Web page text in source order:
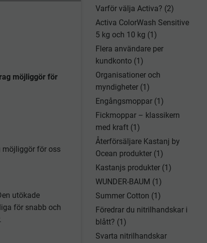
möjliggör för
möjliggör för oss
utökade
för snabb och
Varför välja Activa? (2)
Activa ColorWash Sensitive
5 kg och 10 kg (1)
Flera användare per
kundkonto (1)
Organisationer och
myndigheter (1)
Engångsmoppar (1)
Fickmoppar – klassikern
med kraft (1)
Återförsäljare Kastanj by
Ocean produkter (1)
Kastanjs produkter (1)
WUNDER-BAUM (1)
Summer Cotton (1)
Föredrar du nitrilhandskar i
blått? (1)
Svarta nitrilhandskar